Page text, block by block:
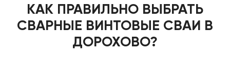
КАК ПРАВИЛЬНО ВЫБРАТЬ
СВАРНЫЕ ВИНТОВЫЕ СВАИ В
ДОРОХОВО?